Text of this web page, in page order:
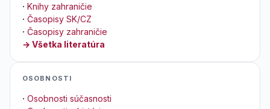
· Knihy zahraničie
· Časopisy SK/CZ
· Časopisy zahraničie
→ Všetka literatúra
OSOBNOSTI
· Osobnosti súčasnosti